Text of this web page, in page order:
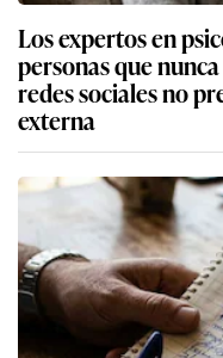
Los expertos en
personas que
redes sociales no
externa